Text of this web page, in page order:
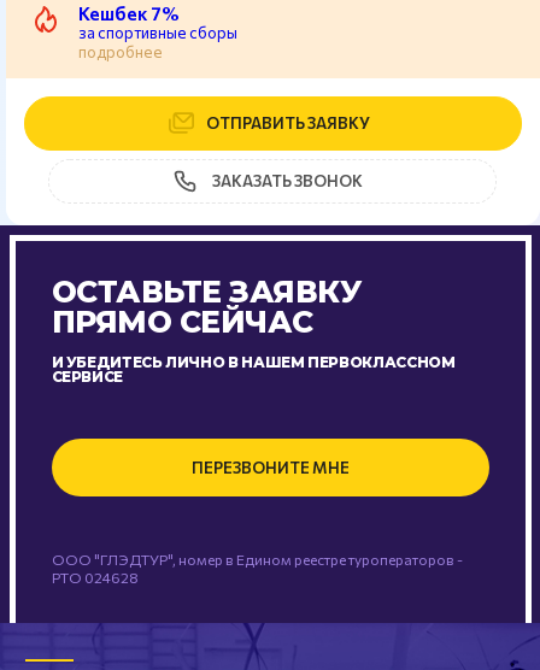
Кешбек 7%
за спортивные сборы
подробнее
ОТПРАВИТЬ ЗАЯВКУ
ЗАКАЗАТЬ ЗВОНОК
ОСТАВЬТЕ ЗАЯВКУ
ПРЯМО СЕЙЧАС
И УБЕДИТЕСЬ ЛИЧНО В НАШЕМ ПЕРВОКЛАССНОМ
СЕРВИСЕ
ПЕРЕЗВОНИТЕ МНЕ
ООО "ГЛЭДТУР", номер в Едином реестре туроператоров -
РТО 024628